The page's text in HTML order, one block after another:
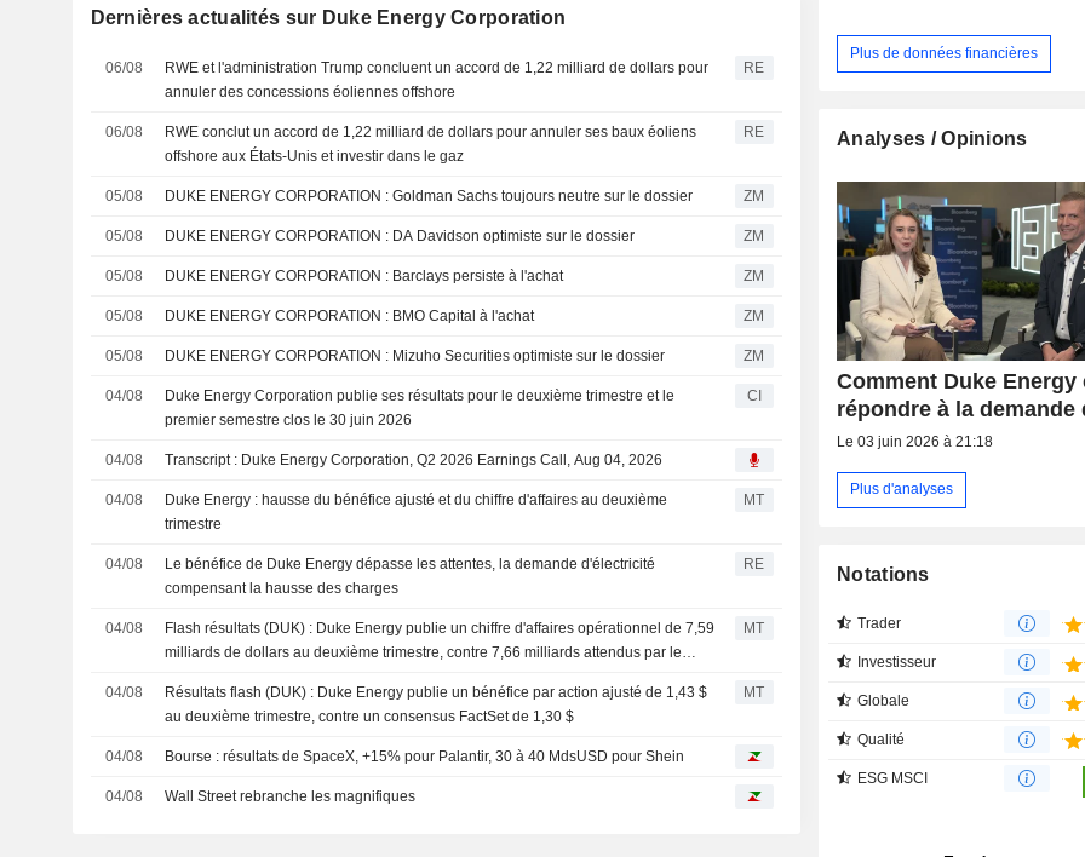
Dernières actualités sur Duke Energy Corporation
06/08
RWE et l'administration Trump concluent un accord de 1,22 milliard de dollars pour
annuler des concessions éoliennes offshore
RE
06/08
RWE conclut un accord de 1,22 milliard de dollars pour annuler ses baux éoliens
offshore aux États-Unis et investir dans le gaz
RE
05/08 DUKE ENERGY CORPORATION : Goldman Sachs toujours neutre sur le dossier ZM
05/08 DUKE ENERGY CORPORATION : DA Davidson optimiste sur le dossier ZM
05/08 DUKE ENERGY CORPORATION : Barclays persiste à l'achat ZM
05/08 DUKE ENERGY CORPORATION : BMO Capital à l'achat ZM
05/08 DUKE ENERGY CORPORATION : Mizuho Securities optimiste sur le dossier ZM
04/08
Duke Energy Corporation publie ses résultats pour le deuxième trimestre et le
premier semestre clos le 30 juin 2026
CI
04/08 Transcript : Duke Energy Corporation, Q2 2026 Earnings Call, Aug 04, 2026
04/08
Duke Energy : hausse du bénéfice ajusté et du chiffre d'affaires au deuxième
trimestre
MT
04/08
Le bénéfice de Duke Energy dépasse les attentes, la demande d'électricité
compensant la hausse des charges
RE
04/08
Flash résultats (DUK) : Duke Energy publie un chiffre d'affaires opérationnel de 7,59
milliards de dollars au deuxième trimestre, contre 7,66 milliards attendus par le
MT
04/08
Résultats flash (DUK) : Duke Energy publie un bénéfice par action ajusté de 1,43 $
au deuxième trimestre, contre un consensus FactSet de 1,30 $
MT
04/08 Bourse : résultats de SpaceX, +15% pour Palantir, 30 à 40 MdsUSD pour Shein
04/08 Wall Street rebranche les magnifiques
Plus de données financières
Analyses / Opinions
Comment Duke Energy
répondre à la demande
Le 03 juin 2026 à 21:18
Plus d'analyses
Notations
Trader
Investisseur
Globale
Qualité
ESG MSCI